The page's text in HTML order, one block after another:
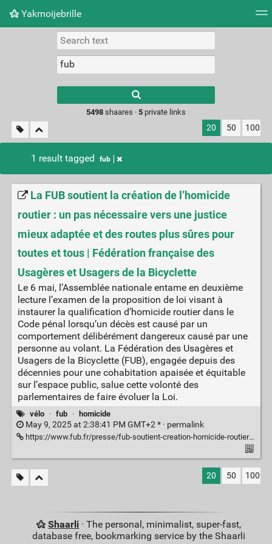
Yakmoijebrille
Picture wall
results.
5498shaares · 5private links
20 50 100
1 result tagged fub
La FUB soutient la création de l’homicide
routier : un pas nécessaire vers une justice
mieux adaptée et des routes plus sûres pour
toutes et tous | Fédération française des
Usagères et Usagers de la Bicyclette
Le 6 mai, l’Assemblée nationale entame en deuxième
lecture l’examen de la proposition de loi visant à
instaurer la qualification d’homicide routier dans le
Code pénal lorsqu’un décès est causé par un
comportement délibérément dangereux causé par une
personne au volant. La Fédération des Usagères et
Usagers de la Bicyclette (FUB), engagée depuis des
décennies pour une cohabitation apaisée et équitable
sur l’espace public, salue cette volonté des
parlementaires de faire évoluer la Loi.
vélo · fub · homicide
May 9, 2025 at 2:38:41 PM GMT+2 * · permalink
https://www.fub.fr/presse/fub-soutient-creation-homicide-routier-pas-necessaire-justice-mieux-adaptee-routes-plus-sures
20 50 100
Shaarli · The personal, minimalist, super-fast,
database free, bookmarking service by the Shaarli